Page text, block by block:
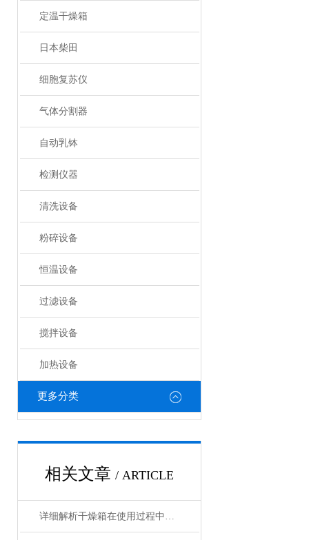
定温干燥箱
日本柴田
细胞复苏仪
气体分割器
自动乳钵
检测仪器
清洗设备
粉碎设备
恒温设备
过滤设备
搅拌设备
加热设备
更多分类
相关文章 / ARTICLE
详细解析干燥箱在使用过程中需注意哪些事项？